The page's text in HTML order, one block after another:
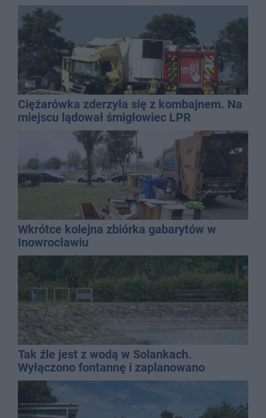
Ciężarówka zderzyła się z kombajnem. Na
miejscu lądował śmigłowiec LPR
Wkrótce kolejna zbiórka gabarytów w
Inowrocławiu
Tak źle jest z wodą w Solankach.
Wyłączono fontannę i zaplanowano
dolewkę